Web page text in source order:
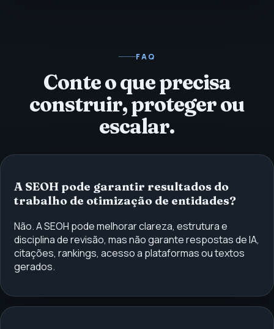
FAQ
Conte o que precisa
construir, proteger ou
escalar.
A SEOH pode garantir resultados do
trabalho de otimização de entidades?
Não. A SEOH pode melhorar clareza, estrutura e
disciplina de revisão, mas não garante respostas de IA,
citações, rankings, acesso a plataformas ou textos
gerados.